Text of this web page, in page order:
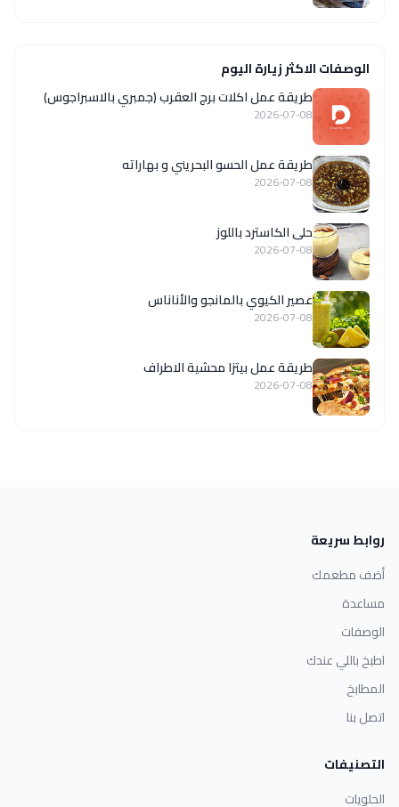
الوصفات الاكثر زيارة اليوم
طريقة عمل اكلات برج العقرب (جمبري بالاسبراجوس)
2026-07-08
طريقة عمل الحسو البحريني و بهاراته
2026-07-08
حلى الكاسترد باللوز
2026-07-08
عصير الكيوي بالمانجو والأناناس
2026-07-08
طريقة عمل بيتزا محشية الاطراف
2026-07-08
روابط سريعة
أضف مطعمك
مساعدة
الوصفات
اطبخ باللي عندك
المطابخ
اتصل بنا
التصنيفات
الحلويات